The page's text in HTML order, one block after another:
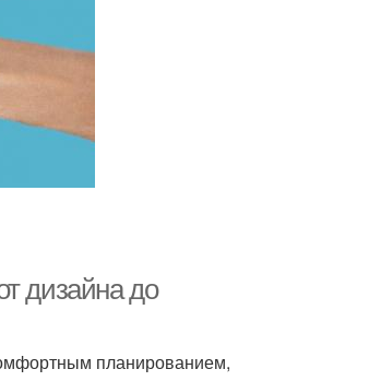
дизайна до
планированием,